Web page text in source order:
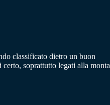
classificato dietro un buon
soprattutto legati alla monta